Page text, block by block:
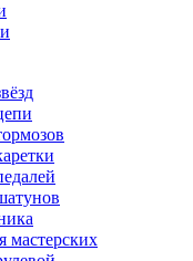
мастерских